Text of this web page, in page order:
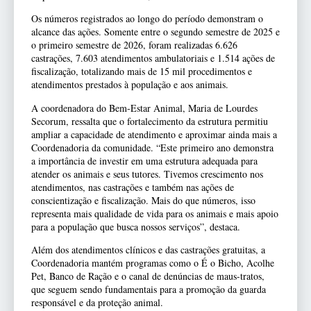
Os números registrados ao longo do período demonstram o
alcance das ações. Somente entre o segundo semestre de 2025 e
o primeiro semestre de 2026, foram realizadas 6.626
castrações, 7.603 atendimentos ambulatoriais e 1.514 ações de
fiscalização, totalizando mais de 15 mil procedimentos e
atendimentos prestados à população e aos animais.
A coordenadora do Bem-Estar Animal, Maria de Lourdes
Secorum, ressalta que o fortalecimento da estrutura permitiu
ampliar a capacidade de atendimento e aproximar ainda mais a
Coordenadoria da comunidade. “Este primeiro ano demonstra
a importância de investir em uma estrutura adequada para
atender os animais e seus tutores. Tivemos crescimento nos
atendimentos, nas castrações e também nas ações de
conscientização e fiscalização. Mais do que números, isso
representa mais qualidade de vida para os animais e mais apoio
para a população que busca nossos serviços”, destaca.
Além dos atendimentos clínicos e das castrações gratuitas, a
Coordenadoria mantém programas como o É o Bicho, Acolhe
Pet, Banco de Ração e o canal de denúncias de maus-tratos,
que seguem sendo fundamentais para a promoção da guarda
responsável e da proteção animal.